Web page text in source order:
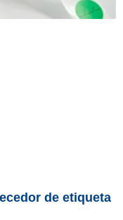
de etiqueta